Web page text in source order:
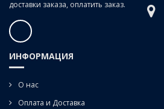
доставки заказа, оплатить заказ.
ИНФОРМАЦИЯ
О нас
Оплата и Доставка